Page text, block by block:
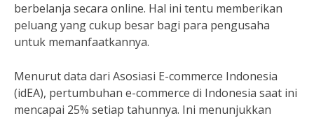
berbelanja secara online. Hal ini tentu memberikan
peluang yang cukup besar bagi para pengusaha
untuk memanfaatkannya.
Menurut data dari Asosiasi E-commerce Indonesia
(idEA), pertumbuhan e-commerce di Indonesia saat ini
mencapai 25% setiap tahunnya. Ini menunjukkan